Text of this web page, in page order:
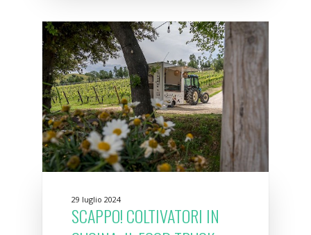
29 luglio 2024
SCAPPO! COLTIVATORI IN